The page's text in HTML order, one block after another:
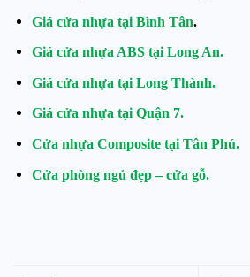
Giá cửa nhựa tại Bình Tân.
Giá cửa nhựa ABS tại Long An.
Giá cửa nhựa tại Long Thành.
Giá cửa nhựa tại Quận 7.
Cửa nhựa Composite tại Tân Phú.
Cửa phòng ngủ đẹp – cửa gỗ.